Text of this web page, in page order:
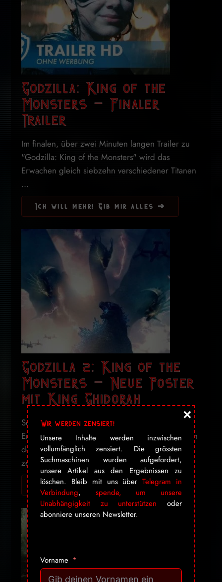
Godzilla: King of the
Monsters – Finaler
Trailer
Im finalen, über zwei Minuten langen Trailer zu
"Godzilla: King of the Monsters" wird das
Erwachen gleich siebzehn verschiedener Titanen
...
Ich will mehr! Gib mir alles ➔
Godzilla 2: King of the
Monsters – Neue Poster
mit King Ghidorah
Seit 1964 tauchen Godzilla und sein ewiger
Erzfeind King Ghidorah nun schon gemeinsam in
der Godzilla-Filmreihe auf. Das vielleicht
zerstörerischste ...
Ich will mehr! Gib mir alles ➔
Wir werden zensiert!
Unsere Inhalte werden inzwischen
vollumfänglich zensiert. Die grössten
Suchmaschinen wurden aufgefordert,
unsere Artikel aus den Ergebnissen zu
löschen. Bleib mit uns überTelegram in
Verbindung, spende, um unsere
Unabhängigkeit zu unterstützen oder
abonniere unseren Newsletter.
Vorname
×